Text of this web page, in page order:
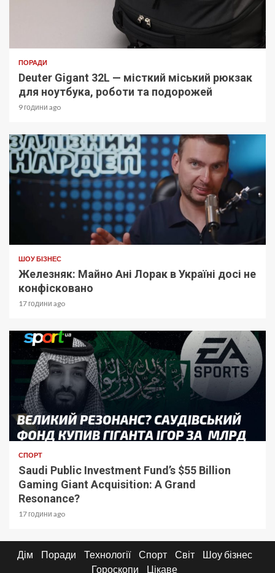
ПОРАДИ
Deuter Gigant 32L — місткий міський рюкзак
для ноутбука, роботи та подорожей
9 години ago
ШОУ БІЗНЕС
Железняк: Майно Ані Лорак в Україні досі не
конфісковано
17 години ago
СПОРТ
Saudi Public Investment Fund’s $55 Billion
Gaming Giant Acquisition: A Grand
Resonance?
17 години ago
Дім Поради Технології Спорт Світ
Шоу бізнес
Гороскопи
Цікаве